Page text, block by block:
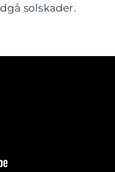
solskader.